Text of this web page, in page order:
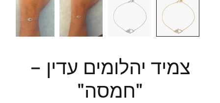
צמיד יהלומים עדין –
"חמסה"